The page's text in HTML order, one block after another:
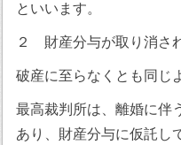
といいます。
２ 財産分与が取り消さ
破産に至らなくとも同じ
最高裁判所は、離婚に伴
あり、財産分与に仮託し